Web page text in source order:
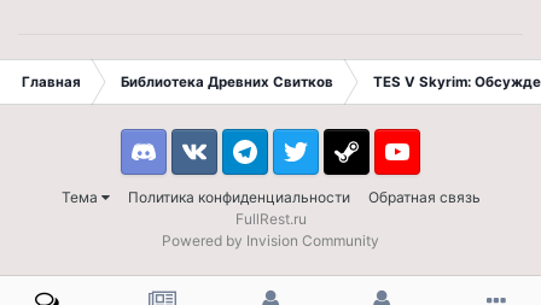
Главная Библиотека Древних Свитков TES V Skyrim:
Тема Политика конфиденциальности Обратная связь
DiscordVK TelegramTwitter Steam Youtube
FullRest.ru
Powered by Invision Community